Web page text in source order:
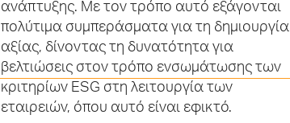
ανάπτυξης. Με τον τρόπο αυτό εξάγονται
πολύτιμα συμπεράσματα για τη δημιουργία
αξίας, δίνοντας τη δυνατότητα για
βελτιώσεις στον τρόπο ενσωμάτωσης των
κριτηρίων ESG στη λειτουργία των
εταιρειών, όπου αυτό είναι εφικτό.